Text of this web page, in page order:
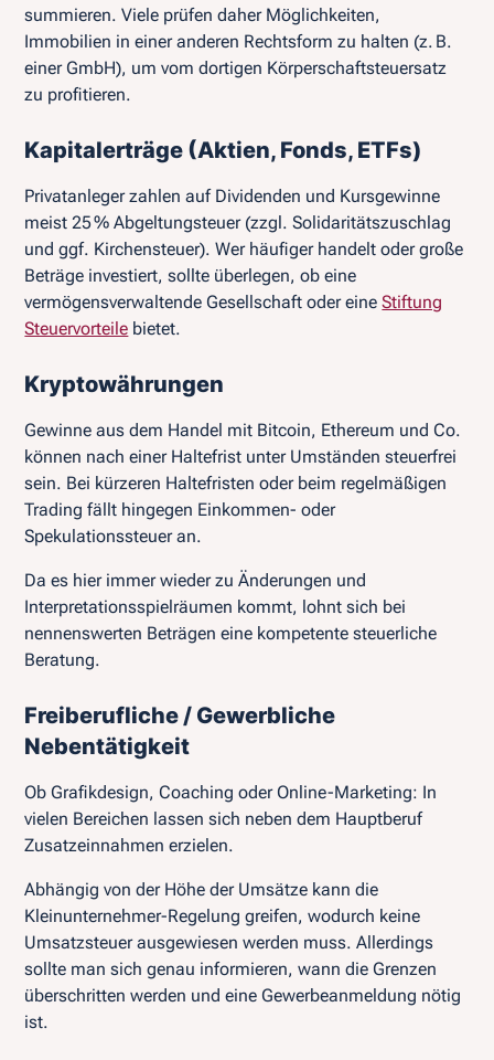
summieren. Viele prüfen daher Möglichkeiten,
Immobilien in einer anderen Rechtsform zu halten (z. B.
einer GmbH), um vom dortigen Körperschaftsteuersatz
zu profitieren.
Kapitalerträge (Aktien, Fonds, ETFs)
Privatanleger zahlen auf Dividenden und Kursgewinne
meist 25 % Abgeltungsteuer (zzgl. Solidaritätszuschlag
und ggf. Kirchensteuer). Wer häufiger handelt oder große
Beträge investiert, sollte überlegen, ob eine
vermögensverwaltende Gesellschaft oder eineStiftung
Steuervorteile bietet.
Kryptowährungen
Gewinne aus dem Handel mit Bitcoin, Ethereum und Co.
können nach einer Haltefrist unter Umständen steuerfrei
sein. Bei kürzeren Haltefristen oder beim regelmäßigen
Trading fällt hingegen Einkommen- oder
Spekulationssteuer an.
Da es hier immer wieder zu Änderungen und
Interpretationsspielräumen kommt, lohnt sich bei
nennenswerten Beträgen eine kompetente steuerliche
Beratung.
Freiberufliche / Gewerbliche
Nebentätigkeit
Ob Grafikdesign, Coaching oder Online-Marketing: In
vielen Bereichen lassen sich neben dem Hauptberuf
Zusatzeinnahmen erzielen.
Abhängig von der Höhe der Umsätze kann die
Kleinunternehmer-Regelung greifen, wodurch keine
Umsatzsteuer ausgewiesen werden muss. Allerdings
sollte man sich genau informieren, wann die Grenzen
überschritten werden und eine Gewerbeanmeldung nötig
ist.